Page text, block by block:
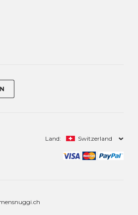
Land: Switzerland